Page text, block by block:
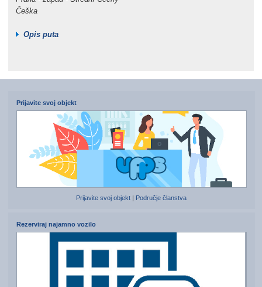
Češka
Opis puta
Prijavite svoj objekt
Prijavite svoj objekt Područje članstva
Rezerviraj najamno vozilo